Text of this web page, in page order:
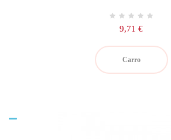
Precio
9,71 €
Carro